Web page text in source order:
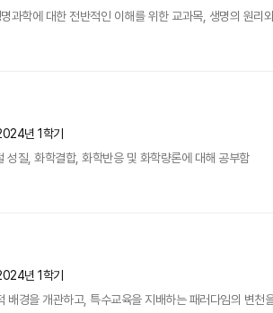
과학에 대한 전반적인 이해를 위한 교과목, 생명의 원리
년 1학기
성질, 화학결합, 화학반응 및 화학량론에 대해 공부함
년 1학기
배경을 개관하고, 특수교육을 지배하는 패러다임의 변